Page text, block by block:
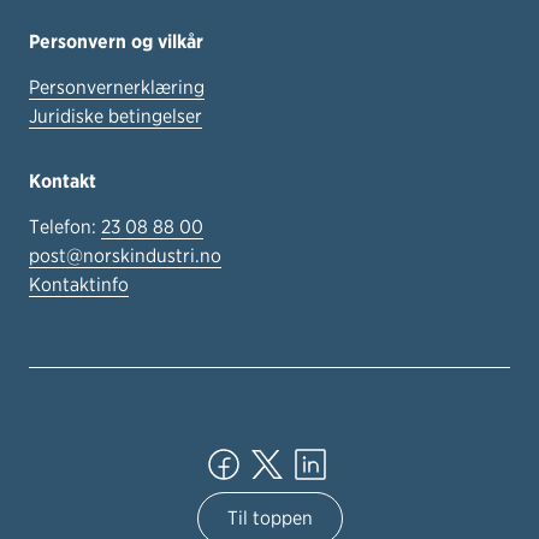
Personvern og vilkår
Personvernerklæring
Juridiske betingelser
Kontakt
Telefon: 23 08 88 00
post@norskindustri.no
Kontaktinfo
Til toppen